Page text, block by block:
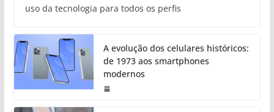
uso da tecnologia para todos os perfis
A evolução dos celulares históricos:
de 1973 aos smartphones
modernos